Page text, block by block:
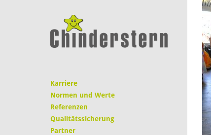
Karriere
Normen und Werte
Referenzen
Qualitätssicherung
Partner